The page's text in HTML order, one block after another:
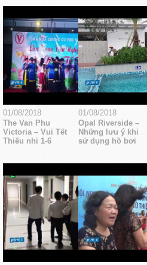
01/08/2018
The Van Phu
Victoria – Vui Tết
Thiếu nhi 1-6
01/08/2018
Opal Riverside –
Những lưu ý khi
sử dụng hồ bơi